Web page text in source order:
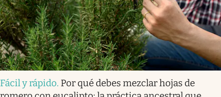
Fácil y rápido. Por qué debes mezclar hojas de